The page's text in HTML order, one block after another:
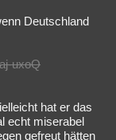
Deutschland
uxoQ
hat er das
echt miserabel
gefreut hätten